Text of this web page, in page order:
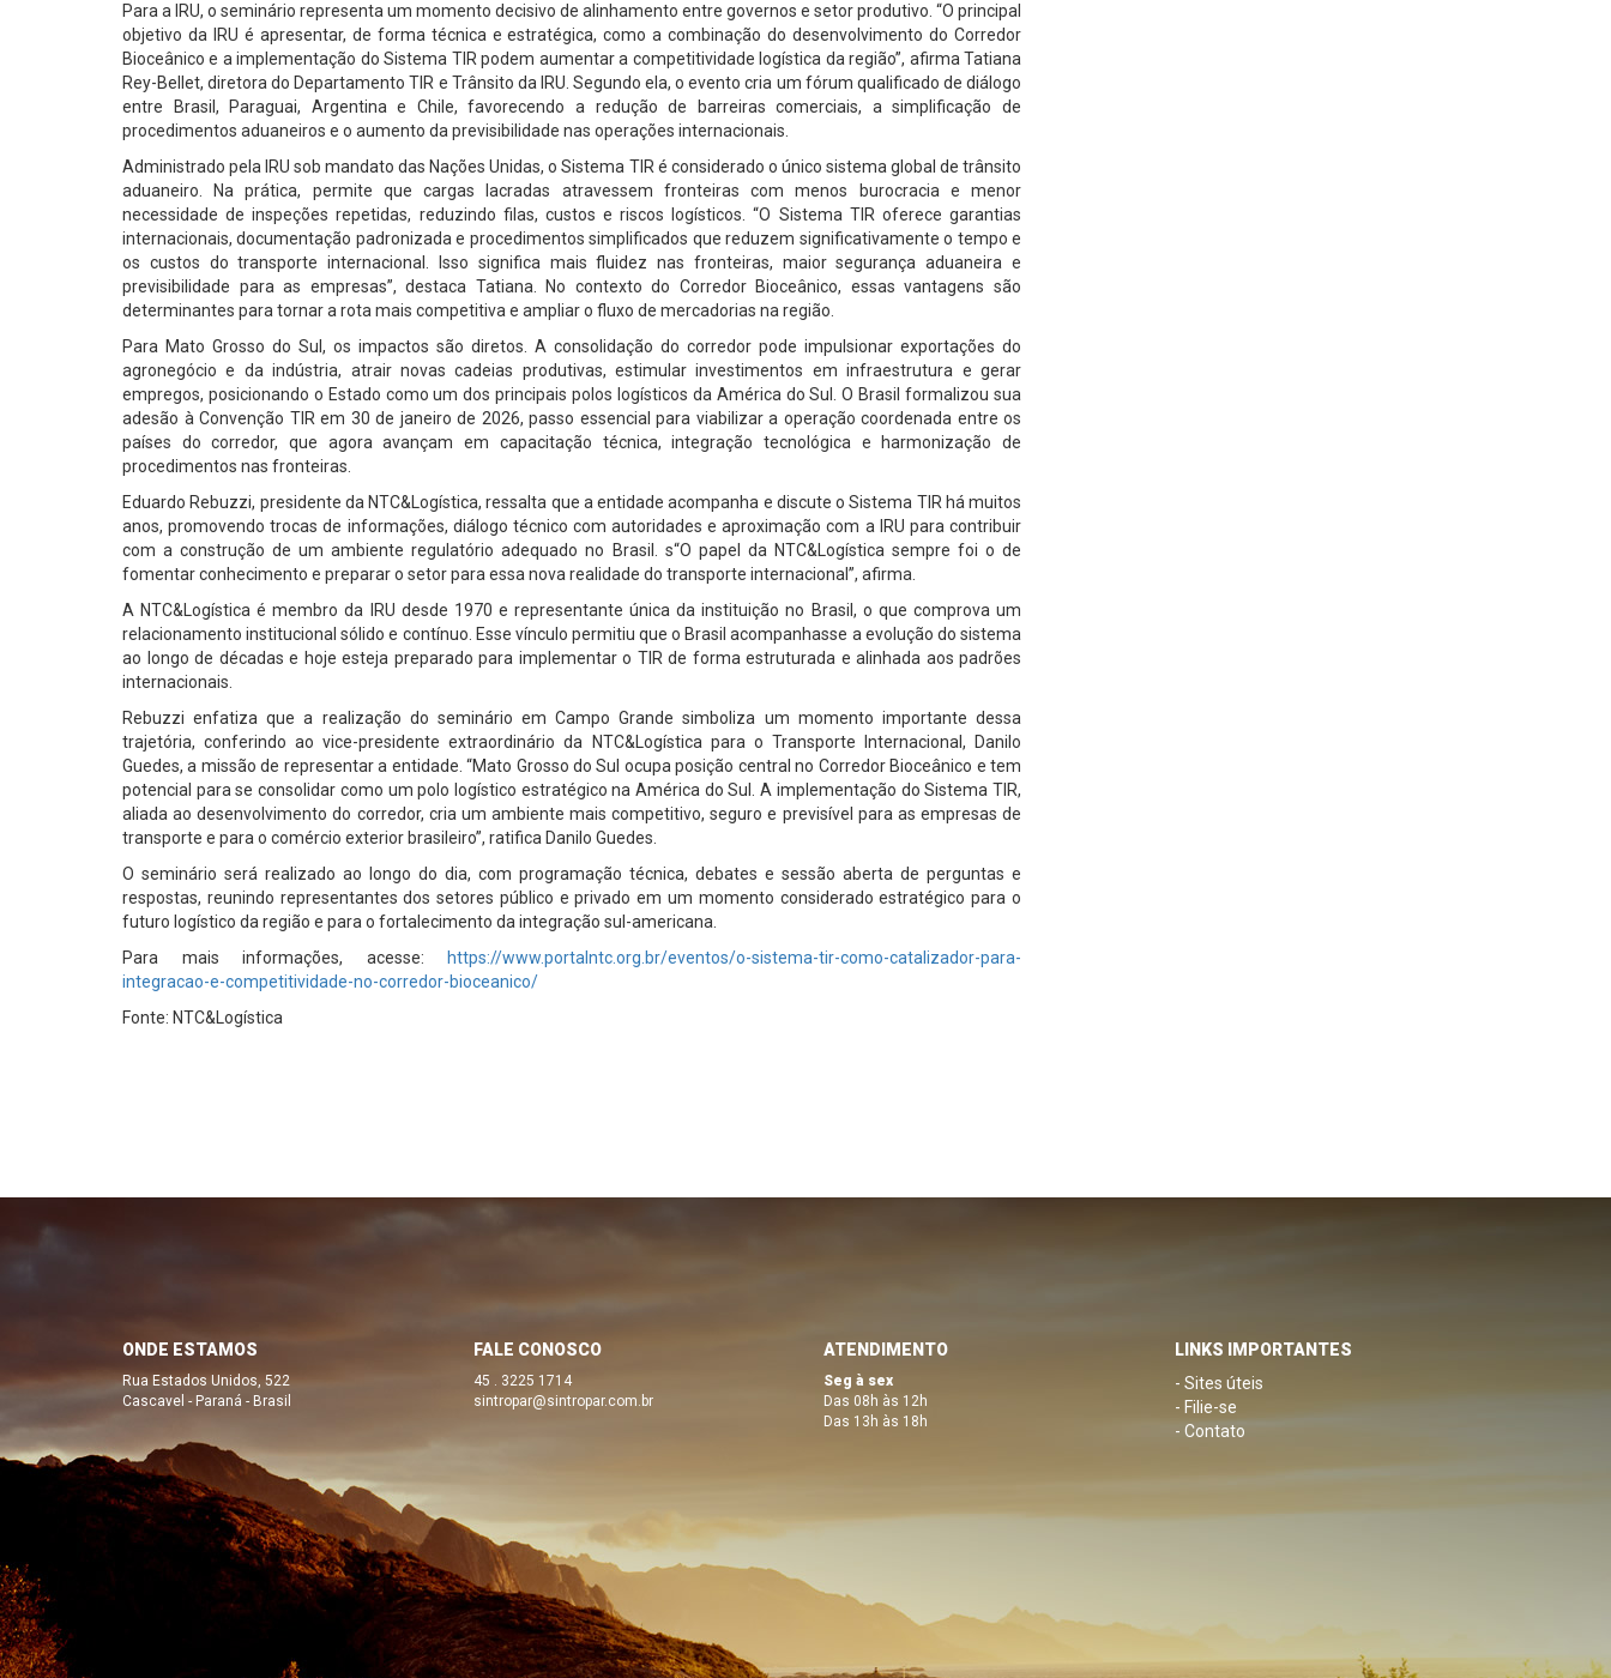
Para a IRU, o seminário representa um momento decisivo de alinhamento entre governos e setor produtivo. “O principal
objetivo da IRU é apresentar, de forma técnica e estratégica, como a combinação do desenvolvimento do Corredor
Bioceânico e a implementação do Sistema TIR podem aumentar a competitividade logística da região”, afirma Tatiana
Rey-Bellet, diretora do Departamento TIR e Trânsito da IRU. Segundo ela, o evento cria um fórum qualificado de diálogo
entre Brasil, Paraguai, Argentina e Chile, favorecendo a redução de barreiras comerciais, a simplificação de
procedimentos aduaneiros e o aumento da previsibilidade nas operações internacionais.
Administrado pela IRU sob mandato das Nações Unidas, o Sistema TIR é considerado o único sistema global de trânsito
aduaneiro. Na prática, permite que cargas lacradas atravessem fronteiras com menos burocracia e menor
necessidade de inspeções repetidas, reduzindo filas, custos e riscos logísticos. “O Sistema TIR oferece garantias
internacionais, documentação padronizada e procedimentos simplificados que reduzem significativamente o tempo e
os custos do transporte internacional. Isso significa mais fluidez nas fronteiras, maior segurança aduaneira e
previsibilidade para as empresas”, destaca Tatiana. No contexto do Corredor Bioceânico, essas vantagens são
determinantes para tornar a rota mais competitiva e ampliar o fluxo de mercadorias na região.
Para Mato Grosso do Sul, os impactos são diretos. A consolidação do corredor pode impulsionar exportações do
agronegócio e da indústria, atrair novas cadeias produtivas, estimular investimentos em infraestrutura e gerar
empregos, posicionando o Estado como um dos principais polos logísticos da América do Sul. O Brasil formalizou sua
adesão à Convenção TIR em 30 de janeiro de 2026, passo essencial para viabilizar a operação coordenada entre os
países do corredor, que agora avançam em capacitação técnica, integração tecnológica e harmonização de
procedimentos nas fronteiras.
Eduardo Rebuzzi, presidente da NTC&Logística, ressalta que a entidade acompanha e discute o Sistema TIR há muitos
anos, promovendo trocas de informações, diálogo técnico com autoridades e aproximação com a IRU para contribuir
com a construção de um ambiente regulatório adequado no Brasil. s“O papel da NTC&Logística sempre foi o de
fomentar conhecimento e preparar o setor para essa nova realidade do transporte internacional”, afirma.
A NTC&Logística é membro da IRU desde 1970 e representante única da instituição no Brasil, o que comprova um
relacionamento institucional sólido e contínuo. Esse vínculo permitiu que o Brasil acompanhasse a evolução do sistema
ao longo de décadas e hoje esteja preparado para implementar o TIR de forma estruturada e alinhada aos padrões
internacionais.
Rebuzzi enfatiza que a realização do seminário em Campo Grande simboliza um momento importante dessa
trajetória, conferindo ao vice-presidente extraordinário da NTC&Logística para o Transporte Internacional, Danilo
Guedes, a missão de representar a entidade. “Mato Grosso do Sul ocupa posição central no Corredor Bioceânico e tem
potencial para se consolidar como um polo logístico estratégico na América do Sul. A implementação do Sistema TIR,
aliada ao desenvolvimento do corredor, cria um ambiente mais competitivo, seguro e previsível para as empresas de
transporte e para o comércio exterior brasileiro”, ratifica Danilo Guedes.
O seminário será realizado ao longo do dia, com programação técnica, debates e sessão aberta de perguntas e
respostas, reunindo representantes dos setores público e privado em um momento considerado estratégico para o
futuro logístico da região e para o fortalecimento da integração sul-americana.
Para mais informações, acesse:
https://www.portalntc.org.br/eventos/o-sistema-tir-como-catalizador-para-
integracao-e-competitividade-no-corredor-bioceanico/
Fonte: NTC&Logística
ONDE ESTAMOS
Rua Estados Unidos, 522
Cascavel - Paraná - Brasil
FALE CONOSCO
45 . 3225 1714
sintropar@sintropar.com.br
ATENDIMENTO
Seg à sex
Das 08h às 12h
Das 13h às 18h
LINKS IMPORTANTES
- Sites úteis
- Filie-se
- Contato